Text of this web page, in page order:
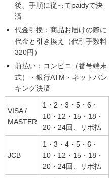
後、手順に従ってpaidyで決
済
代金引換：商品お届けの際に
代金と引き換え（代引手数料
320円）
前払い：コンビニ（番号端末
式）・銀行ATM・ネットバン
キング決済
VISA /
MASTER
1・2・3・5・6・
10・12・15・18・
20・24回、リボ払
JCB
1・3・4・5・6・
10・12・15・18・
20・24回、リボ払